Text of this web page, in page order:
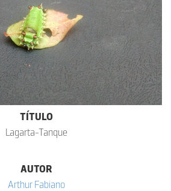
TÍTULO
Lagarta-Tanque
AUTOR
Arthur Fabiano